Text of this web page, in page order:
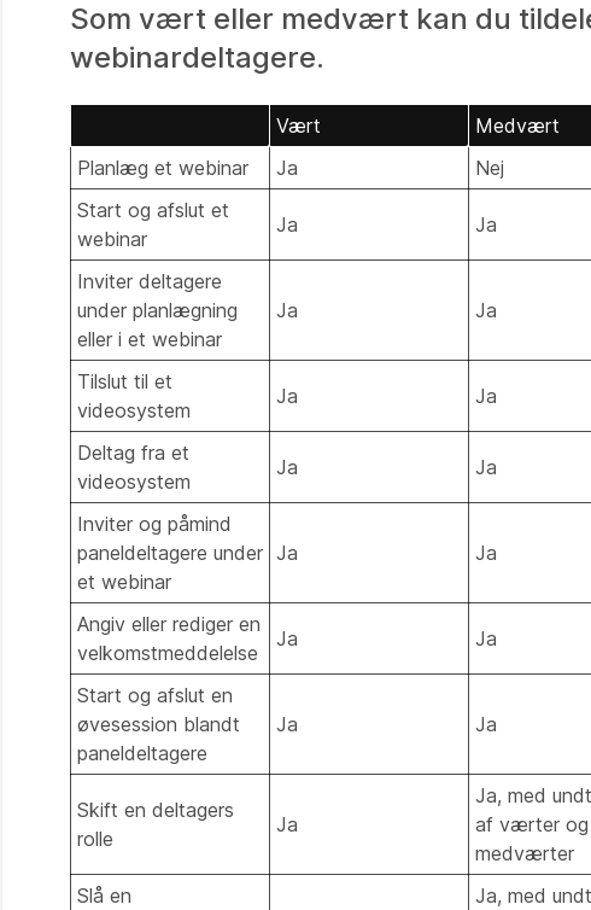
Som vært eller medvært kan du
webinardeltagere.
Vært Medvært
Planlæg et webinar
Ja Nej
Start og afslut et
webinar
Ja Ja
Inviter deltagere
under planlægning
eller i et webinar
Ja Ja
Tilslut til et
videosystem
Ja Ja
Deltag fra et
videosystem
Ja Ja
Inviter og påmind
paneldeltagere under
et webinar
Ja Ja
Angiv eller rediger en
velkomstmeddelelse
Ja Ja
Start og afslut en
øvesession blandt
paneldeltagere
Ja Ja
Skift en deltagers
rolle
Ja
Ja, med
af værter og
medværter
Slå en
Ja, med